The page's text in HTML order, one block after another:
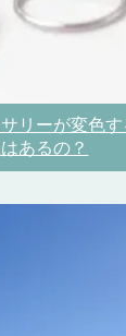
リーが変色
あるの？